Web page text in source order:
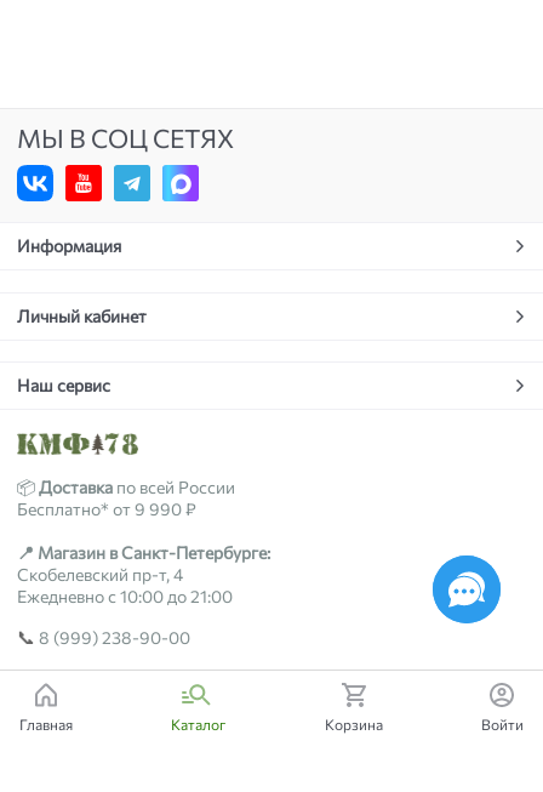
МЫ В СОЦ СЕТЯХ
Информация
Личный кабинет
Наш сервис
📦Доставка по всей России
Бесплатно* от 9 990 ₽
📍 Магазин в Санкт-Петербурге:
Скобелевский пр-т, 4
Ежедневно с 10:00 до 21:00
📞 8 (999) 238-90-00
2018-2026 © kmf78.ru
Главная Каталог Корзина Войти